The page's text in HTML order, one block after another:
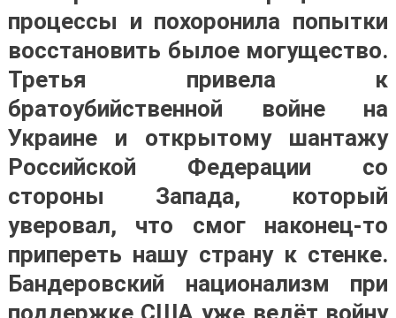
процессы и похоронила попытки
восстановить былое могущество.
Третья привела к
братоубийственной войне на
Украине и открытому шантажу
Российской Федерации со
стороны Запада, который
уверовал, что смог наконец-то
припереть нашу страну к стенке.
Бандеровский национализм при
поддержке США уже ведёт войну